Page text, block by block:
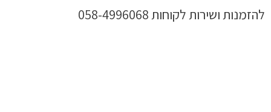
לתוכןלהזמנות ושירות לקוחות 058-4996068